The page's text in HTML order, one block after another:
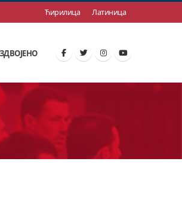
Ћирилица Латиница